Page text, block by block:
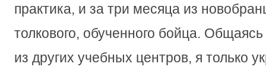
практика, и за три месяца из
толкового, обученного бойца.
из других учебных центров, я только